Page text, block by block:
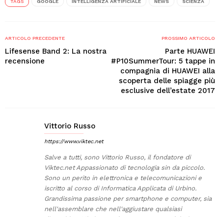
TAGS GOOGLE INTELLIGENZA ARTIFICIALE NEWS SCIENZA
ARTICOLO PRECEDENTE
Lifesense Band 2: La nostra
recensione
PROSSIMO ARTICOLO
Parte HUAWEI
#P10SummerTour: 5 tappe in
compagnia di HUAWEI alla
scoperta delle spiagge più
esclusive dell’estate 2017
Vittorio Russo
https://www.viktec.net
Salve a tutti, sono Vittorio Russo, il fondatore di
Viktec.net Appassionato di tecnologia sin da piccolo.
Sono un perito in elettronica e telecomunicazioni e
iscritto al corso di Informatica Applicata di Urbino.
Grandissima passione per smartphone e computer, sia
nell'assemblare che nell'aggiustare qualsiasi